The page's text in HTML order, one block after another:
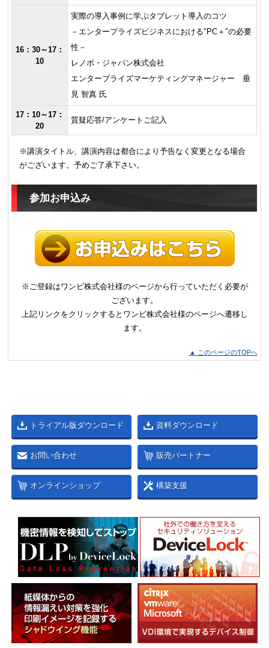
16：30～17：
10
実際の導入事例に学ぶタブレット導入のコツ
－エンタープライズビジネスにおける″PC＋″の必要
性－
レノボ・ジャパン株式会社
エンタープライズマーケティングマネージャー 垂
見 智真 氏
17：10～17：
20
質疑応答/アンケートご記入
※講演タイトル、講演内容は都合により予告なく変更となる場合
がございます。予めご了承下さい。
参加お申込み
※ご登録はワンビ株式会社様のページから行っていただく必要が
ございます。
上記リンクをクリックするとワンビ株式会社様のページへ遷移し
ます。
▲ このページのTOPへ
トライアル版ダウンロード 資料ダウンロード
お問い合わせ 販売パートナー
オンラインショップ 構築支援